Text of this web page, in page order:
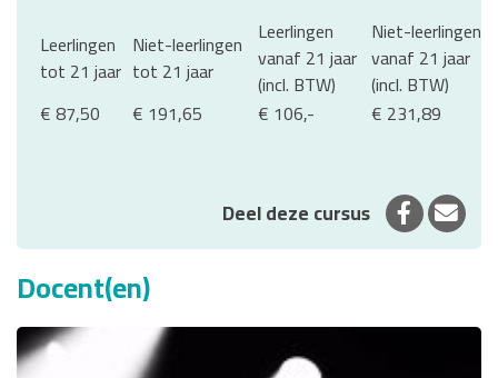
Leerlingen
tot 21 jaar
Niet-leerlingen
tot 21 jaar
Leerlingen
vanaf 21 jaar
(incl. BTW)
Niet-leerlingen
vanaf 21 jaar
(incl. BTW)
€ 87,50
€ 191,65 € 106,- € 231,89
Deel deze cursus Deel op
Docent(en)